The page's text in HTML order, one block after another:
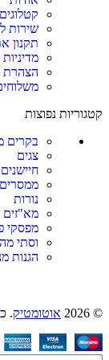
קטלוגים
שירות
תקנון
הצהרת
קטגוריות נפוצות
בקרים
צגים
ממסרים
נורות
מא"זים
מפסקי
וסתי
הגנות
© 2026 אוטומטיק.